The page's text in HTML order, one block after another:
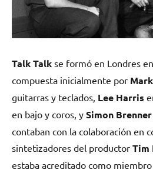
Talk Talk se formó en Londres
compuesta inicialmente por
guitarras y teclados, Lee Harris
en bajo y coros, y Simon Brenner
contaban con la colaboración en
sintetizadores del productor Tim
estaba acreditado como miembro